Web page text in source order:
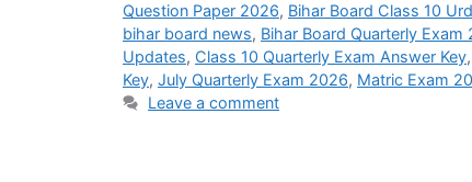
Question Paper 2026, Bihar Board Class 10
bihar board news, Bihar Board Quarterly Exam
Updates, Class 10 Quarterly Exam Answer Key,
Key, July Quarterly Exam 2026, Matric Exam
Leave a comment